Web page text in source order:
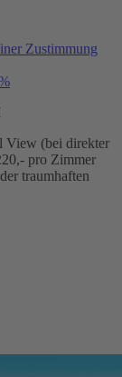
Zustimmung
View (bei direkter
pro Zimmer
traumhaften